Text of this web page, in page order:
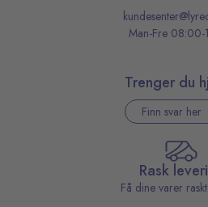
Man-Fre
Trenger du
Finn svar her
Rask
Få dine varer